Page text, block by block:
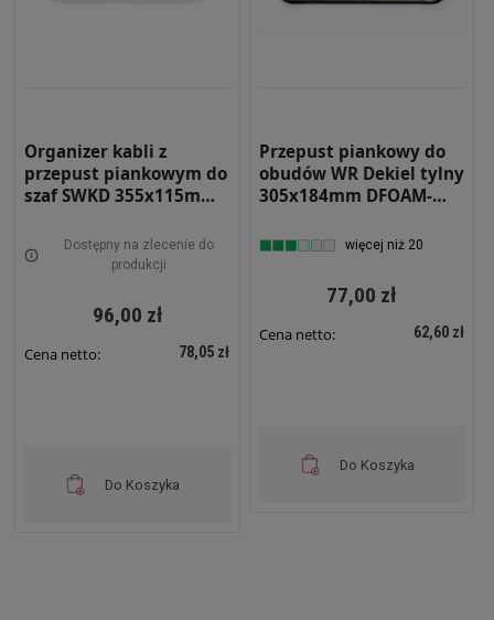
Organizer kabli z
przepust piankowym do
szaf SWKD 355x115mm
Dostępny na zlecenie do
produkcji
96,00 zł
Cena netto: 78,05 zł
Do Koszyka
Przepust piankowy do
obudów WR Dekiel tylny
305x184mm DFOAM-
więcej niż 20
77,00 zł
Cena netto: 62,60 zł
Do Koszyka